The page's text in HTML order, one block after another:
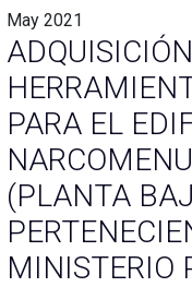
May 2021
PARA EL
(PLANTA
MINISTERIO